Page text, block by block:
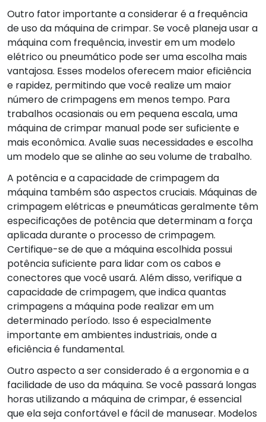
Outro fator importante a considerar é a frequência
de uso da máquina de crimpar. Se você planeja usar a
máquina com frequência, investir em um modelo
elétrico ou pneumático pode ser uma escolha mais
vantajosa. Esses modelos oferecem maior eficiência
e rapidez, permitindo que você realize um maior
número de crimpagens em menos tempo. Para
trabalhos ocasionais ou em pequena escala, uma
máquina de crimpar manual pode ser suficiente e
mais econômica. Avalie suas necessidades e escolha
um modelo que se alinhe ao seu volume de trabalho.
A potência e a capacidade de crimpagem da
máquina também são aspectos cruciais. Máquinas de
crimpagem elétricas e pneumáticas geralmente têm
especificações de potência que determinam a força
aplicada durante o processo de crimpagem.
Certifique-se de que a máquina escolhida possui
potência suficiente para lidar com os cabos e
conectores que você usará. Além disso, verifique a
capacidade de crimpagem, que indica quantas
crimpagens a máquina pode realizar em um
determinado período. Isso é especialmente
importante em ambientes industriais, onde a
eficiência é fundamental.
Outro aspecto a ser considerado é a ergonomia e a
facilidade de uso da máquina. Se você passará longas
horas utilizando a máquina de crimpar, é essencial
que ela seja confortável e fácil de manusear. Modelos